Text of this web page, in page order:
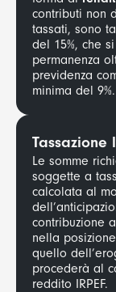
contributi non
tassati, sono
del 15%, che
permanenza
previdenza
minima del 9%.
Le somme
soggette a
calcolata al
contribuzione
nella
quello
procederà al
reddito IRPEF.